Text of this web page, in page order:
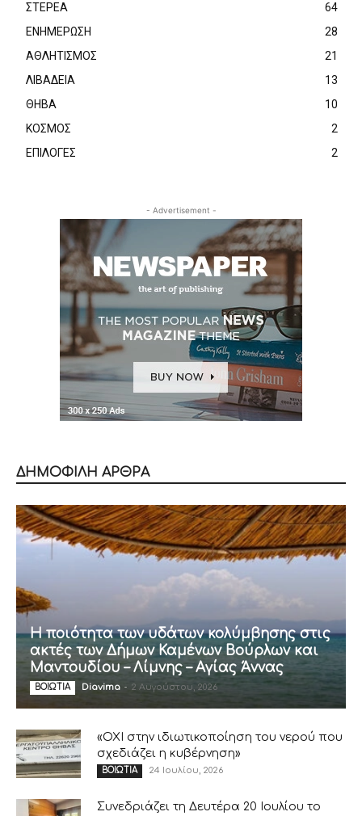
ΣΤΕΡΕΑ
64
ΕΝΗΜΕΡΩΣΗ
28
ΑΘΛΗΤΙΣΜΟΣ
21
ΛΙΒΑΔΕΙΑ
13
ΘΗΒΑ
10
ΚΟΣΜΟΣ
2
ΕΠΙΛΟΓΕΣ
2
- Advertisement -
ΔΗΜΟΦΙΛΗ ΑΡΘΡΑ
Η ποιότητα των υδάτων κολύμβησης στις
ακτές των Δήμων Καμένων Βούρλων και
Μαντουδίου – Λίμνης – Αγίας Άννας
ΒΟΙΩΤΙΑ Diavima - 2 Αυγούστου, 2026
«ΟΧΙ στην ιδιωτικοποίηση του νερού που
σχεδιάζει η κυβέρνηση»
ΒΟΙΩΤΙΑ 24 Ιουλίου, 2026
Συνεδριάζει τη Δευτέρα 20 Ιουλίου το